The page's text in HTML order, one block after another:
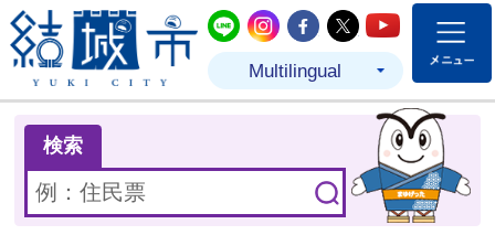
結城市公式LINE
結城市公式Instagram
結城市公式
結城市公式
結城市
Multilingual
検索